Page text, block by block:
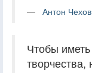
Антон
Чтобы